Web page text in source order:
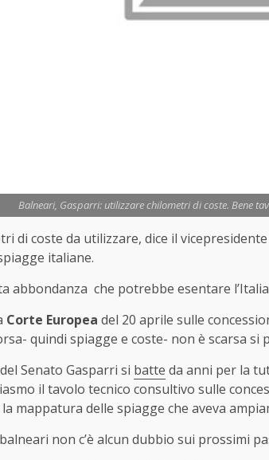
Balneari, Gasparri: utilizzare chilometri di coste. Bene
di coste da utilizzare, dice il
italiane.
abbondanza che potrebbe esentare
Corte Europea del 20 aprile sulle
quindi spiagge e coste- non è scarsa si
Senato Gasparri si batte da anni per la
il tavolo tecnico consultivo sulle
mappatura delle spiagge che aveva
non c’è alcun dubbio sui prossimi